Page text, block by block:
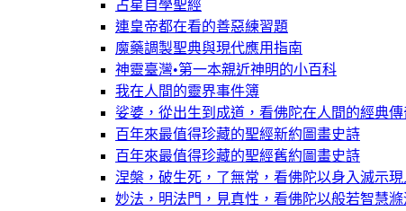
占星自學聖經
連皇帝都在看的善惡練習題
魔藥調製聖典與現代應用指南
神靈臺灣•第一本親近神明的小百科
我在人間的靈界事件簿
娑婆，從出生到成道，看佛陀在人間的經典傳
百年來最值得珍藏的聖經新約圖畫史詩
百年來最值得珍藏的聖經舊約圖畫史詩
涅槃，破生死，了無常，看佛陀以身入滅示現
妙法，明法門，見真性，看佛陀以般若智慧